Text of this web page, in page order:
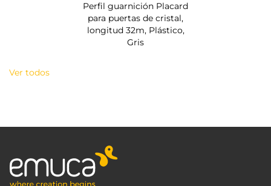
Perfil guarnición Placard
para puertas de cristal,
longitud 32m, Plástico,
Gris
Ver todos